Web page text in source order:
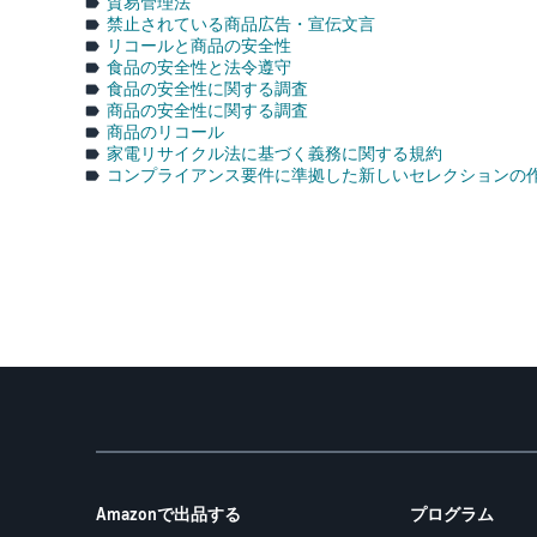
禁止されている商品広告・宣伝文言
リコールと商品の安全性
食品の安全性と法令遵守
食品の安全性に関する調査
商品の安全性に関する調査
商品のリコール
家電リサイクル法に基づく義務に関する規約
コンプライアンス要件に準拠した新しいセレクションの
Amazonで出品する プログラム